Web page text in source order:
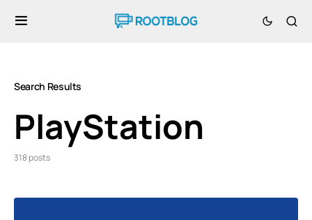
Search Results
PlayStation
318 posts